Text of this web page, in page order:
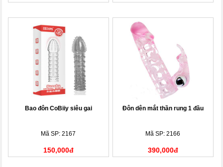
Bao đôn CoBiiy siêu gai
Mã SP: 2167
150,000đ
Đôn dên mắt thần rung 1 đầu
Mã SP: 2166
390,000đ